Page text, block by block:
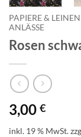
PAPIERE & LEINEN
ANLÄSSE
Rosen
3,00 €
inkl. 19 % MwSt.